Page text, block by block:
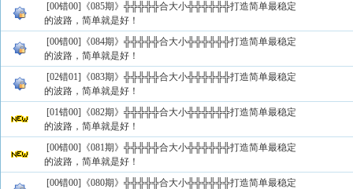
[00错00]《085期》╬╬╬╬╬合大小╬╬╬╬╬╬打造简单最稳定
的波路，简单就是好！
[00错00]《084期》╬╬╬╬╬合大小╬╬╬╬╬╬打造简单最稳定
的波路，简单就是好！
[02错01]《083期》╬╬╬╬╬合大小╬╬╬╬╬╬打造简单最稳定
的波路，简单就是好！
[01错00]《082期》╬╬╬╬╬合大小╬╬╬╬╬╬打造简单最稳定
的波路，简单就是好！
[00错00]《081期》╬╬╬╬╬合大小╬╬╬╬╬╬打造简单最稳定
的波路，简单就是好！
[00错00]《080期》╬╬╬╬╬合大小╬╬╬╬╬╬打造简单最稳定